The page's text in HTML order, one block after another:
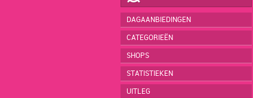
DAGAANBIEDINGEN
CATEGORIEËN
SHOPS
STATISTIEKEN
UITLEG